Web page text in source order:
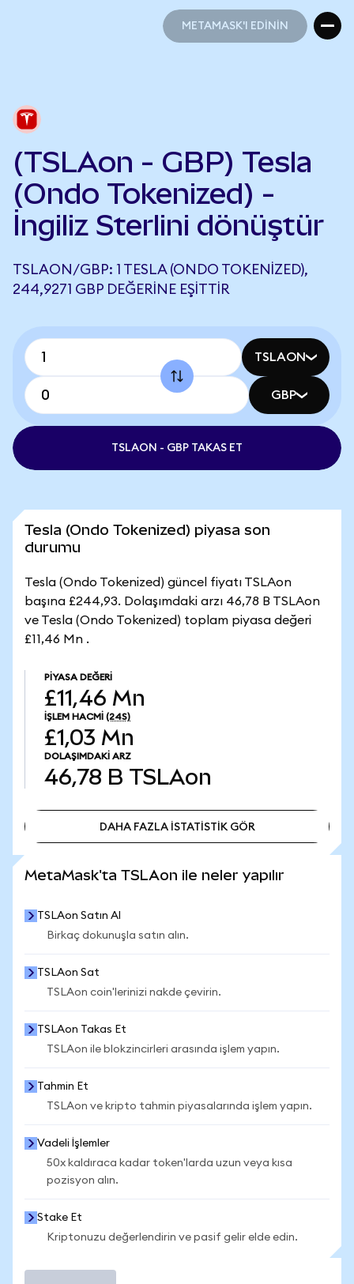
METAMASK'I EDİNİN
(TSLAon - GBP) Tesla
(Ondo Tokenized) -
İngiliz Sterlini dönüştür
TSLAON/GBP: 1 TESLA (ONDO TOKENIZED),
244,9271 GBP DEĞERINE EŞITTIR
TSLAON
GBP
TSLAON - GBP TAKAS ET
Tesla (Ondo Tokenized) piyasa son
durumu
Tesla (Ondo Tokenized) güncel fiyatı TSLAon
başına £244,93. Dolaşımdaki arzı 46,78 B TSLAon
ve Tesla (Ondo Tokenized) toplam piyasa değeri
£11,46 Mn .
PIYASA DEĞERI
£11,46 Mn
İŞLEM HACMI (24S)
£1,03 Mn
DOLAŞIMDAKI ARZ
46,78 B TSLAon
DAHA FAZLA İSTATİSTİK GÖR
MetaMask'ta TSLAon ile neler yapılır
TSLAon Satın Al
Birkaç dokunuşla satın alın.
TSLAon Sat
TSLAon coin'lerinizi nakde çevirin.
TSLAon Takas Et
TSLAon ile blokzincirleri arasında işlem yapın.
Tahmin Et
TSLAon ve kripto tahmin piyasalarında işlem yapın.
Vadeli İşlemler
50x kaldıraca kadar token'larda uzun veya kısa
pozisyon alın.
Stake Et
Kriptonuzu değerlendirin ve pasif gelir elde edin.